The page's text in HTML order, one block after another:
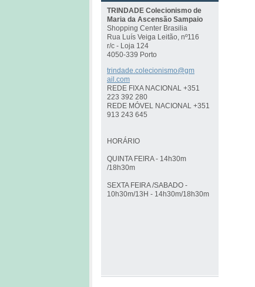
TRINDADE Colecionismo de
Maria da Ascensão Sampaio
Shopping Center Brasilia
Rua Luís Veiga Leitão, nº116
r/c - Loja 124
4050-339 Porto
trindade .colecionismo@gm
ail.com
REDE FIXA NACIONAL +351
223 392 280
REDE MÓVEL NACIONAL +351
913 243 645
HORÁRIO
QUINTA FEIRA - 14h30m
/18h30m
SEXTA FEIRA /SABADO -
10h30m/13H - 14h30m/18h30m